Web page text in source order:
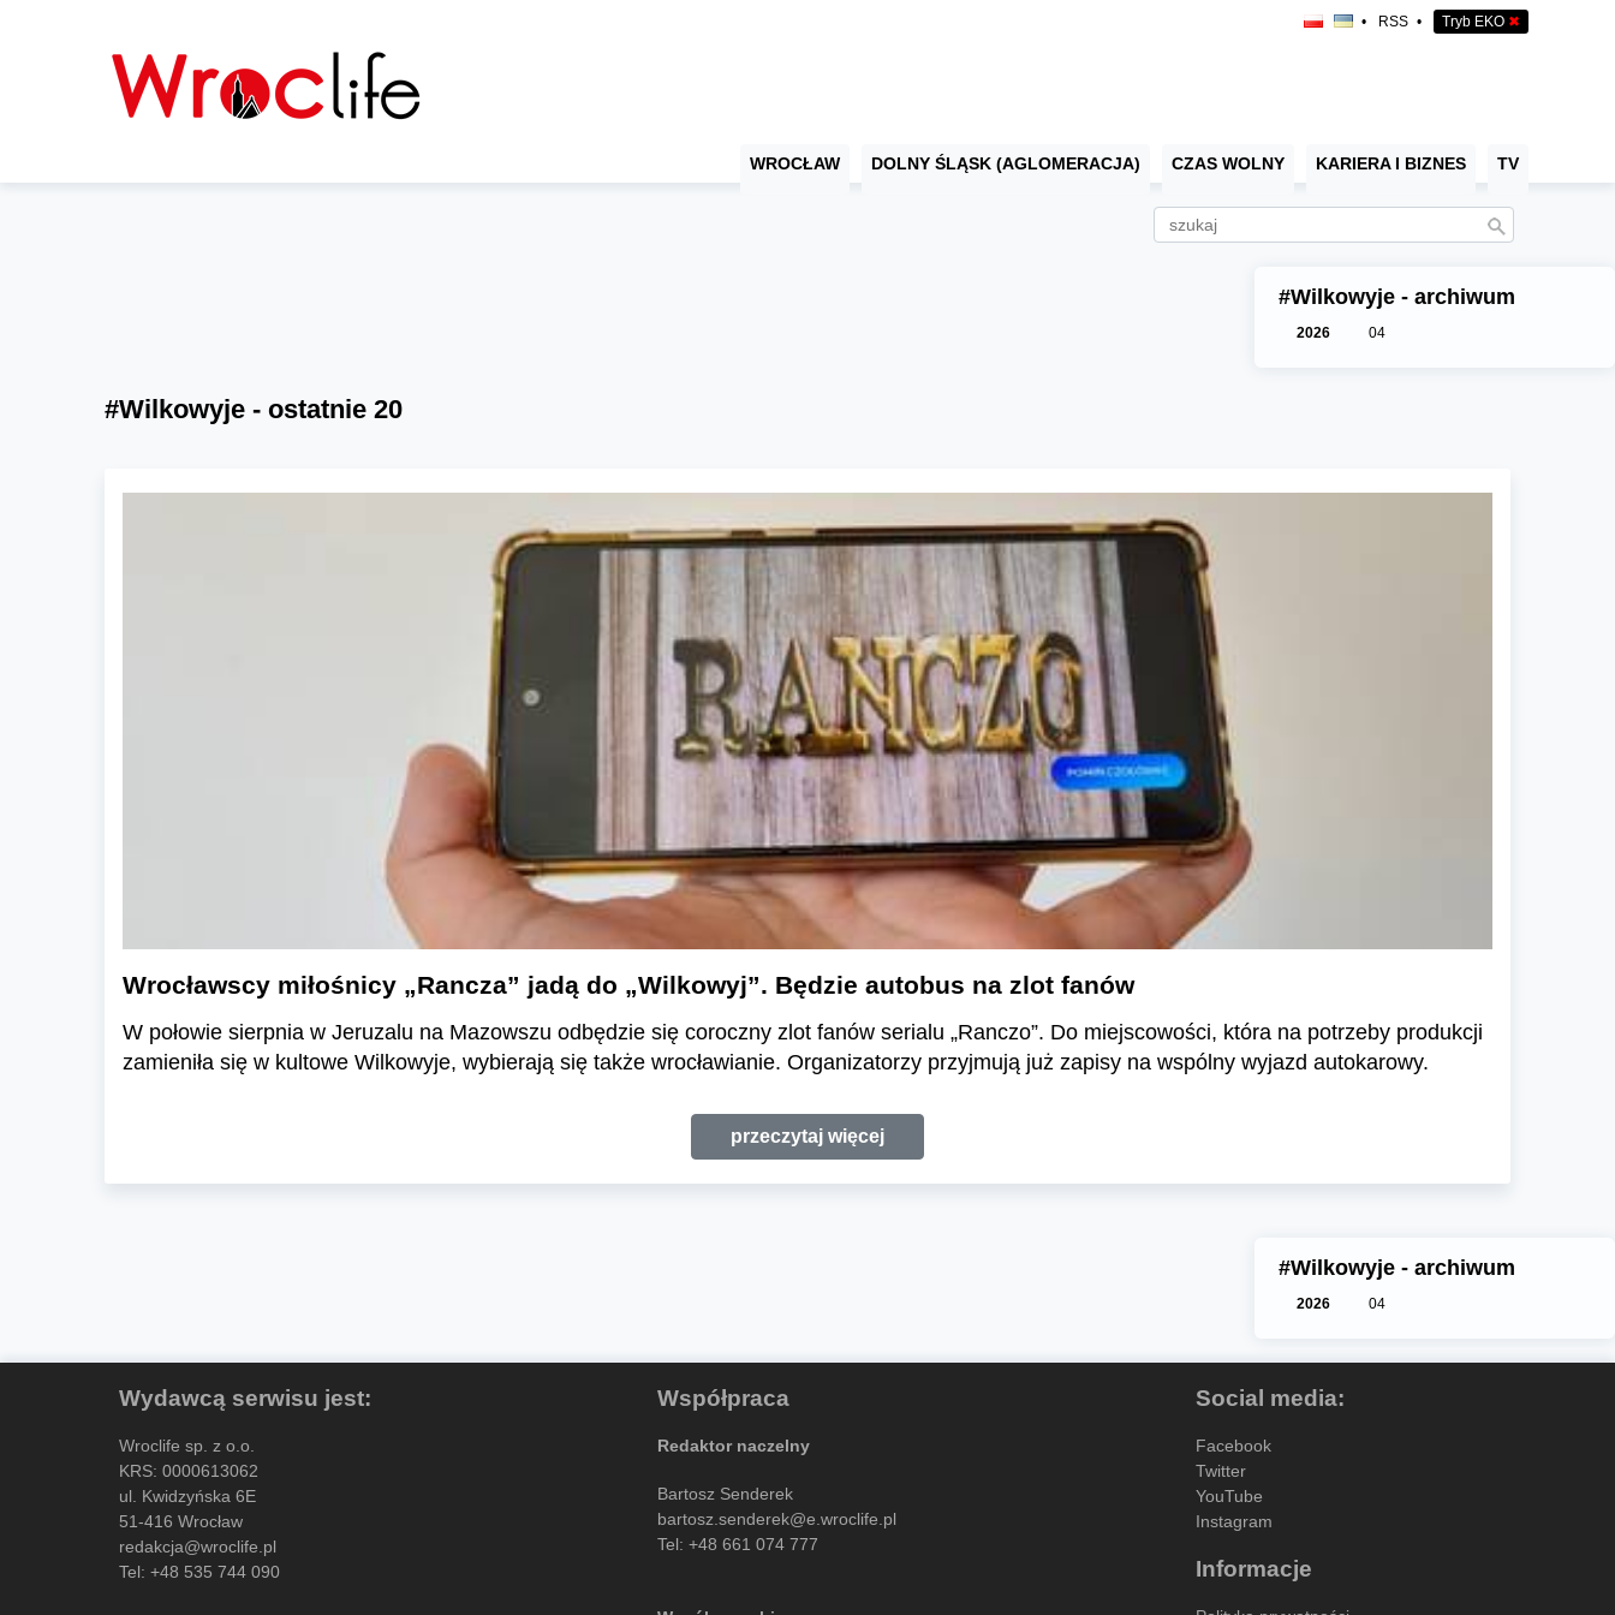
• RSS • Tryb EKO ✖
WROCŁAW DOLNY ŚLĄSK (AGLOMERACJA) CZAS WOLNY KARIERA I BIZNES TV
#Wilkowyje - archiwum
2026 04
#Wilkowyje - ostatnie 20
Wrocławscy miłośnicy „Rancza” jadą do „Wilkowyj”. Będzie autobus na zlot fanów
W połowie sierpnia w Jeruzalu na Mazowszu odbędzie się coroczny zlot fanów serialu „Ranczo”. Do miejscowości, która na potrzeby produkcji
zamieniła się w kultowe Wilkowyje, wybierają się także wrocławianie. Organizatorzy przyjmują już zapisy na wspólny wyjazd autokarowy.
przeczytaj więcej
#Wilkowyje - archiwum
2026 04
Wydawcą serwisu jest:
Wroclife sp. z o.o.
KRS: 0000613062
ul. Kwidzyńska 6E
51-416 Wrocław
redakcja@wroclife.pl
Tel: +48 535 744 090
Współpraca
Redaktor naczelny
Bartosz Senderek
bartosz.senderek@e.wroclife.pl
Tel: +48 661 074 777
Social media:
Facebook
Twitter
YouTube
Instagram
Informacje